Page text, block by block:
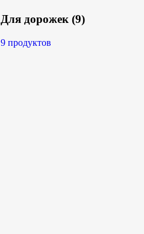
Для дорожек (9)
9 продуктов